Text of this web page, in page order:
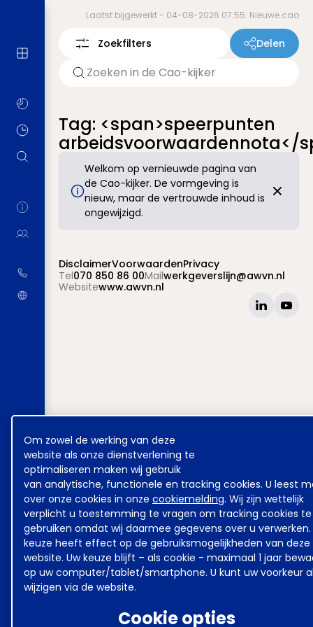
Cookie
melding
Om zowel de werking van deze
website als onze dienstverlening te
optimaliseren maken wij gebruik
van analytische, functionele en tracking cookies. U leest
over onze cookies in onze cookiemelding. Wij zijn wettelijk
verplicht u toestemming te vragen om tracking cookies te
gebruiken omdat wij daarmee gegevens over u verwerken.
keuze heeft effect op de gebruiksmogelijkheden van deze
website. Uw keuze blijft – als cookie - maximaal 1 jaar
op uw computer/tablet/smartphone. U kunt uw voorkeur
wijzigen via de website.
Cookie opties
Laatst bijgewerkt - 04-08-2026 07:55: Nieuwe cao
Zoekfilters Delen
Tag: <span>speerpunten
arbeidsvoorwaardennota</
Welkom op vernieuwde pagina van
de Cao-kijker. De vormgeving is
nieuw, maar de vertrouwde inhoud is
ongewijzigd.
DisclaimerVoorwaardenPrivacy
Tel070 850 86 00Mailwerkgeverslijn@awvn.nl
Websitewww.awvn.nl